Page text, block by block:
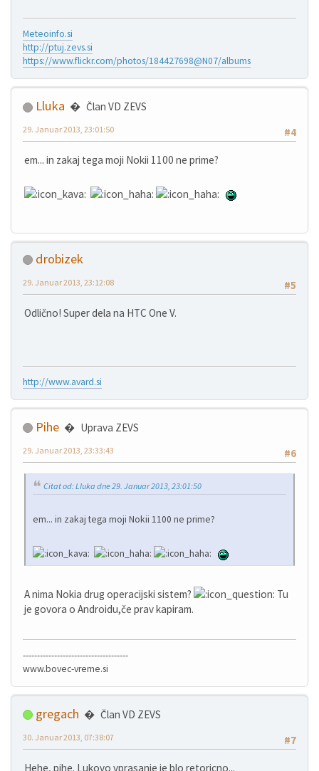
Meteoinfo.si
http://ptuj.zevs.si
https://www.flickr.com/photos/184427698@N07/albums
Lluka
Član VD ZEVS
#4
29. Januar 2013, 23:01:50
em... in zakaj tega moji Nokii 1100 ne prime?
drobizek
#5
29. Januar 2013, 23:12:08
Odlično! Super dela na HTC One V.
http://www.avard.si
Pihe
Uprava ZEVS
#6
29. Januar 2013, 23:33:43
Citat od: Lluka dne 29. Januar 2013, 23:01:50
em... in zakaj tega moji Nokii 1100 ne prime?
A nima Nokia drug operacijski sistem?
Tu
je govora o Androidu,če prav kapiram.
-------------------------------------
www.bovec-vreme.si
gregach
Član VD ZEVS
#7
30. Januar 2013, 07:38:07
Hehe, pihe. Lukovo vprasanje je blo retoricno...